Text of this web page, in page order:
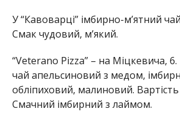
У “Кавоварці” імбирно-м’ятний
Смак чудовий, м’який.
“Veterano Pizza” – на Міцкевича,
чай апельсиновий з медом,
обліпиховий, малиновий. Вартість
Смачний імбирний з лаймом.